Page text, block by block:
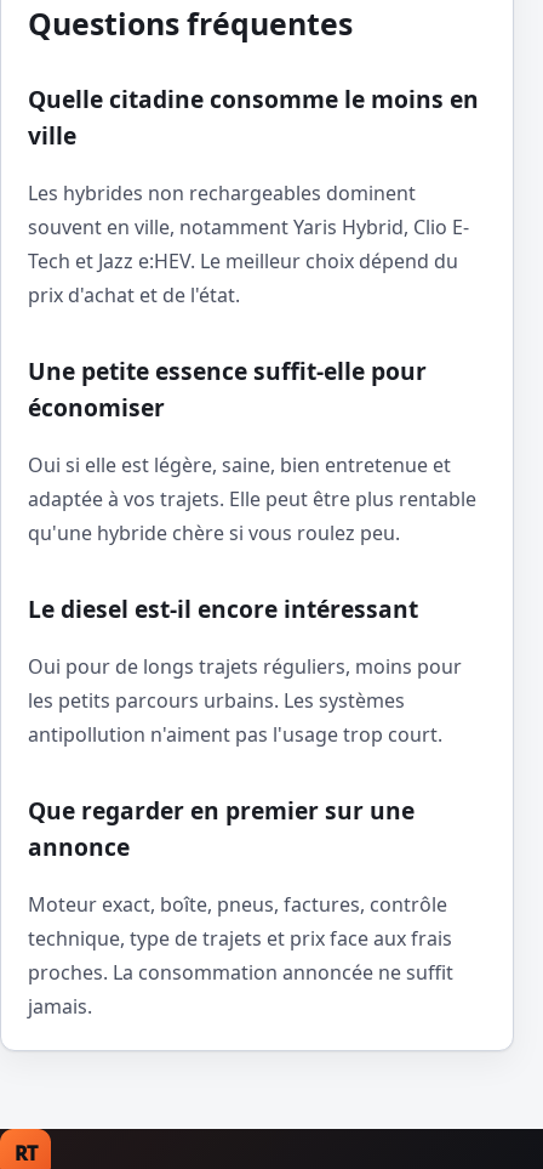
Questions fréquentes
Quelle citadine consomme le moins en
ville
Les hybrides non rechargeables dominent
souvent en ville, notamment Yaris Hybrid, Clio E-
Tech et Jazz e:HEV. Le meilleur choix dépend du
prix d'achat et de l'état.
Une petite essence suffit-elle pour
économiser
Oui si elle est légère, saine, bien entretenue et
adaptée à vos trajets. Elle peut être plus rentable
qu'une hybride chère si vous roulez peu.
Le diesel est-il encore intéressant
Oui pour de longs trajets réguliers, moins pour
les petits parcours urbains. Les systèmes
antipollution n'aiment pas l'usage trop court.
Que regarder en premier sur une
annonce
Moteur exact, boîte, pneus, factures, contrôle
technique, type de trajets et prix face aux frais
proches. La consommation annoncée ne suffit
jamais.
RT